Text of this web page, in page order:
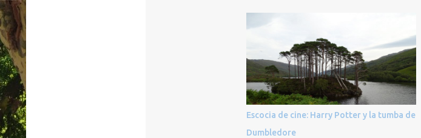
Escocia de cine: Harry Potter y la tumba de
Dumbledore